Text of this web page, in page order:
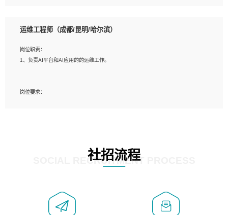
2、熟悉linux命令；
4、熟练使用oracle、mysql进行开发；
5、熟悉流程开发如使用activiti；
运维工程师（成都/昆明/哈尔滨）
岗位职责：
1、负责AI平台和AI应用的的运维工作。
岗位要求：
4、掌握DevOps思想、方法和流程。Jenkins工具使用；
5、掌握常见中间件配置与优化，如mysql、nginx等；
社招流程
SOCIAL RECRUITMENT PROCESS